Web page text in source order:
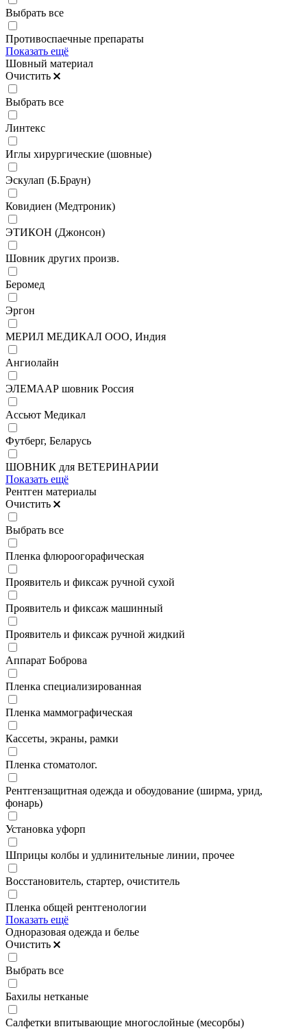
Выбрать все
Противоспаечные препараты
Показать ещё
Шовный материал
Очистить
Выбрать все
Линтекс
Иглы хирургические (шовные)
Эскулап (Б.Браун)
Ковидиен (Медтроник)
ЭТИКОН (Джонсон)
Шовник других произв.
Беромед
Эргон
МЕРИЛ МЕДИКАЛ ООО, Индия
Ангиолайн
ЭЛЕМААР шовник Россия
Ассьют Медикал
Футберг, Беларусь
ШОВНИК для ВЕТЕРИНАРИИ
Показать ещё
Рентген материалы
Очистить
Выбрать все
Пленка флюроогорафическая
Проявитель и фиксаж ручной сухой
Проявитель и фиксаж машинный
Проявитель и фиксаж ручной жидкий
Аппарат Боброва
Пленка специализированная
Пленка маммографическая
Кассеты, экраны, рамки
Пленка стоматолог.
Рентгензащитная одежда и обоудование (ширма, урид,
фонарь)
Установка уфорп
Шприцы колбы и удлинительные линии, прочее
Восстановитель, стартер, очиститель
Пленка общей рентгенологии
Показать ещё
Одноразовая одежда и белье
Очистить
Выбрать все
Бахилы нетканые
Салфетки впитывающие многослойные (месорбы)